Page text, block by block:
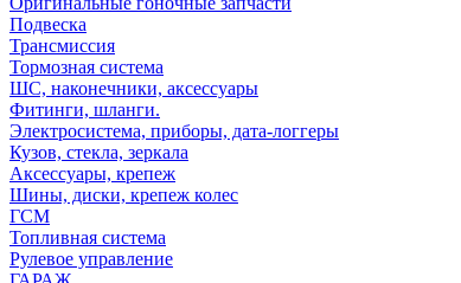
Подвеска
Трансмиссия
Тормозная система
ШС, наконечники, аксессуары
Фитинги, шланги.
Электросистема, приборы, дата-логгеры
Кузов, стекла, зеркала
Аксессуары, крепеж
Шины, диски, крепеж колес
ГСМ
Топливная система
Рулевое управление